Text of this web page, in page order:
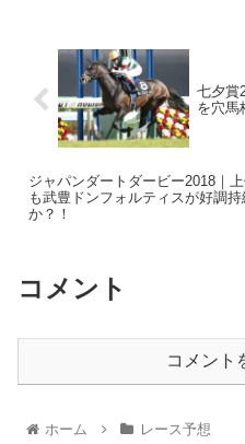
七夕賞
を穴馬
ジャパンダートダービー2018｜
も武豊ドンフォルティスが好調持
か？！
コメント
コメント
ホーム レース予想